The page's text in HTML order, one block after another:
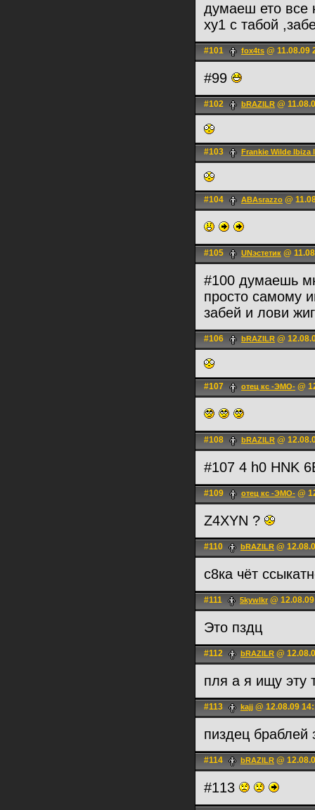
думаеш ето все
ху1 с табой
#101 fox4ts @ 11.08.09
#99
#102 bRAZILR @
#103 Frankie Wilde Ibiza
#104 ABAsrazzo @
#105 UNэстетик @
#100 думаешь
просто самому
забей и лови
#106 bRAZILR @
#107 отец кс -ЭМО- @
#108 bRAZILR @
#107 4 h0 НNK
#109 отец кс -ЭМО- @
Z4XYN ?
#110 bRAZILR @
с8ка чёт
#111 5kywlkr @
Это пздц
#112 bRAZILR @
пля а я ищу эту
#113 kajj @ 12.08.09
пиздец браблей
#114 bRAZILR @
#113